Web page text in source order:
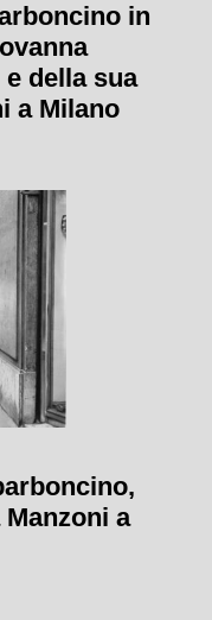
in
della sua
a Milano
a